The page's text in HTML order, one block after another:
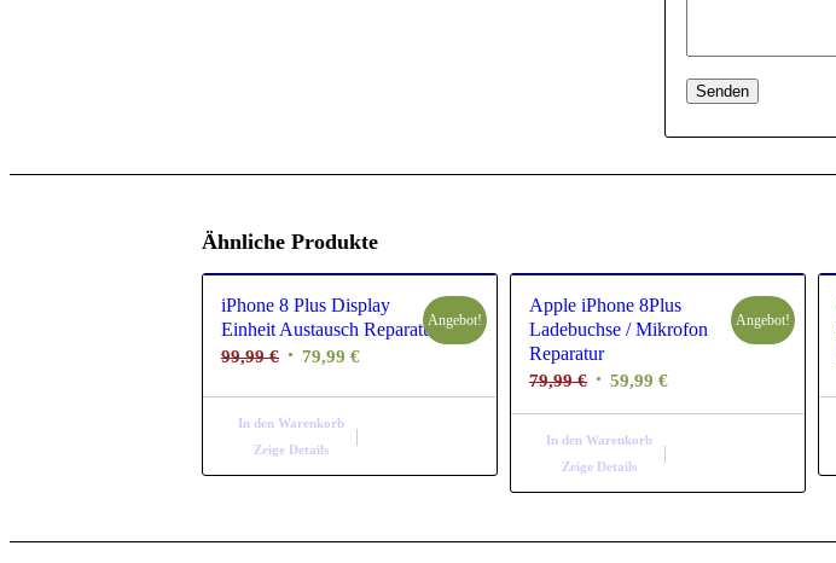
Ähnliche Produkte
iPhone 8 Plus Display
Einheit Austausch Reparatur
99,99€ Ursprünglicher
99,99 €
79,99 €Aktueller
Angebot!
In den Warenkorb
Zeige Details
Apple iPhone 8Plus
Ladebuchse / Mikrofon
Reparatur
79,99€ Ursprünglicher
war:
79,99 €
59,99€Aktueller
Angebot!
In den Warenkorb
Zeige Details